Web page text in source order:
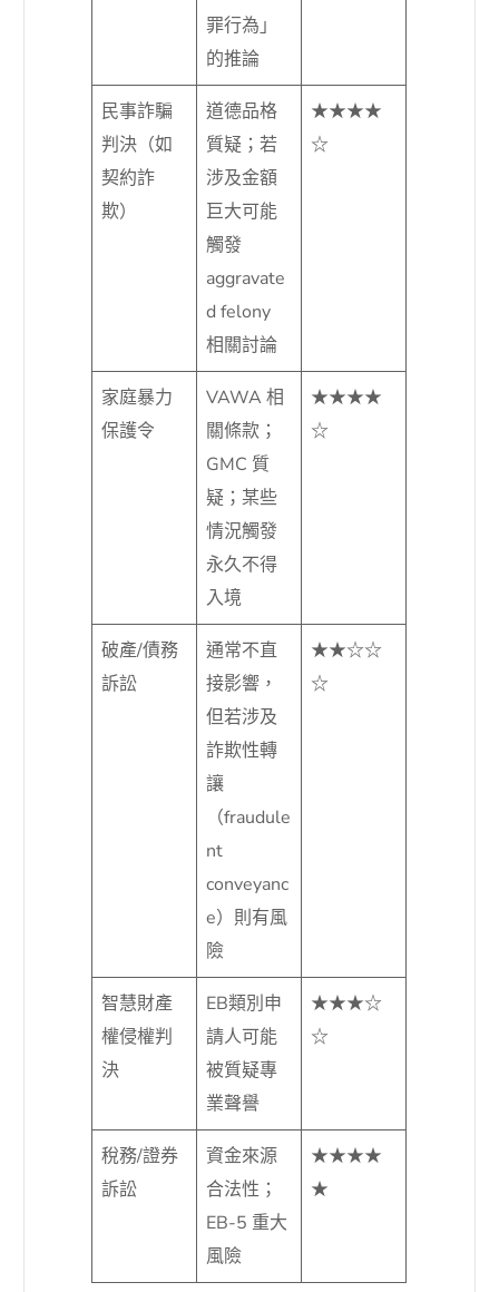
罪行為」
的推論
民事詐騙
判決（如
契約詐
欺）
道德品格
質疑；若
涉及金額
巨大可能
觸發
aggravate
d felony
相關討論
★★★★
☆
家庭暴力
保護令
VAWA 相
關條款；
GMC 質
疑；某些
情況觸發
永久不得
入境
★★★★
☆
破產/債務
訴訟
通常不直
接影響，
但若涉及
詐欺性轉
讓
（fraudule
nt
conveyanc
e）則有風
險
★★☆☆
☆
智慧財產
權侵權判
決
EB類別申
請人可能
被質疑專
業聲譽
★★★☆
☆
稅務/證券
訴訟
資金來源
合法性；
EB-5 重大
風險
★★★★
★